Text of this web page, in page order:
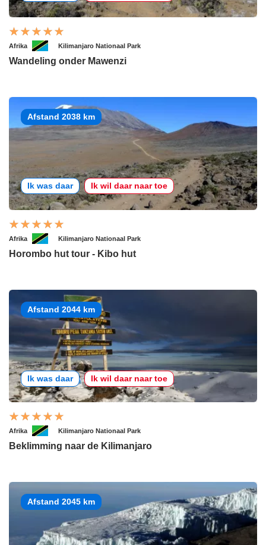
Afrika Kilimanjaro Nationaal Park
Wandeling onder Mawenzi
Afstand 2038 km
Ik was daar Ik wil daar naar toe
Afrika Kilimanjaro Nationaal Park
Horombo hut tour - Kibo hut
Afstand 2044 km
Ik was daar Ik wil daar naar toe
Afrika Kilimanjaro Nationaal Park
Beklimming naar de Kilimanjaro
Afstand 2045 km